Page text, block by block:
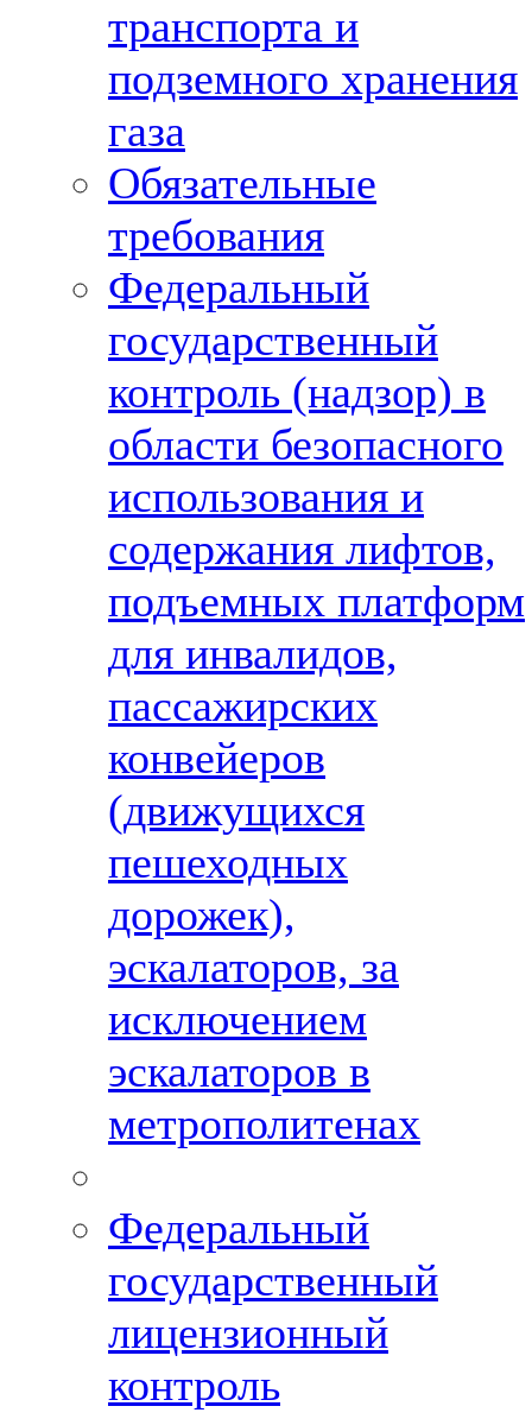
транспорта и
подземного хранения
газа
Обязательные
требования
Федеральный
государственный
контроль (надзор) в
области безопасного
использования и
содержания лифтов,
подъемных платформ
для инвалидов,
пассажирских
конвейеров
(движущихся
пешеходных
дорожек),
эскалаторов, за
исключением
эскалаторов в
метрополитенах
Федеральный
государственный
лицензионный
контроль